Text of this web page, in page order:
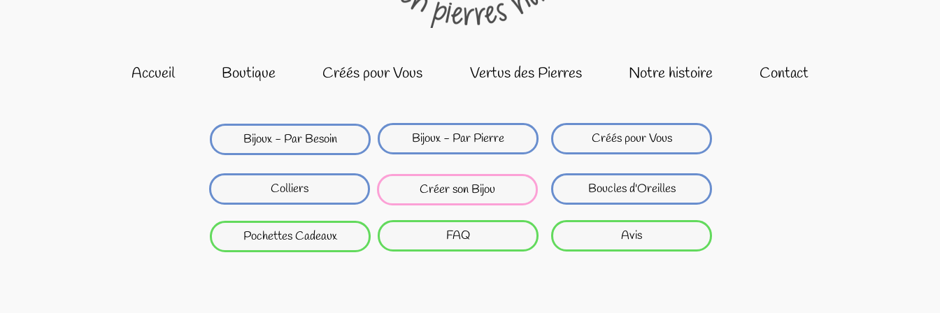
Accueil Boutique Créés pour Vous Vertus des Pierres Notre histoire Contact
Bijoux - Par Pierre Créés pour Vous
Bijoux - Par Besoin
Boucles d'Oreilles
Colliers Créer son Bijou
FAQ Avis
Pochettes Cadeaux